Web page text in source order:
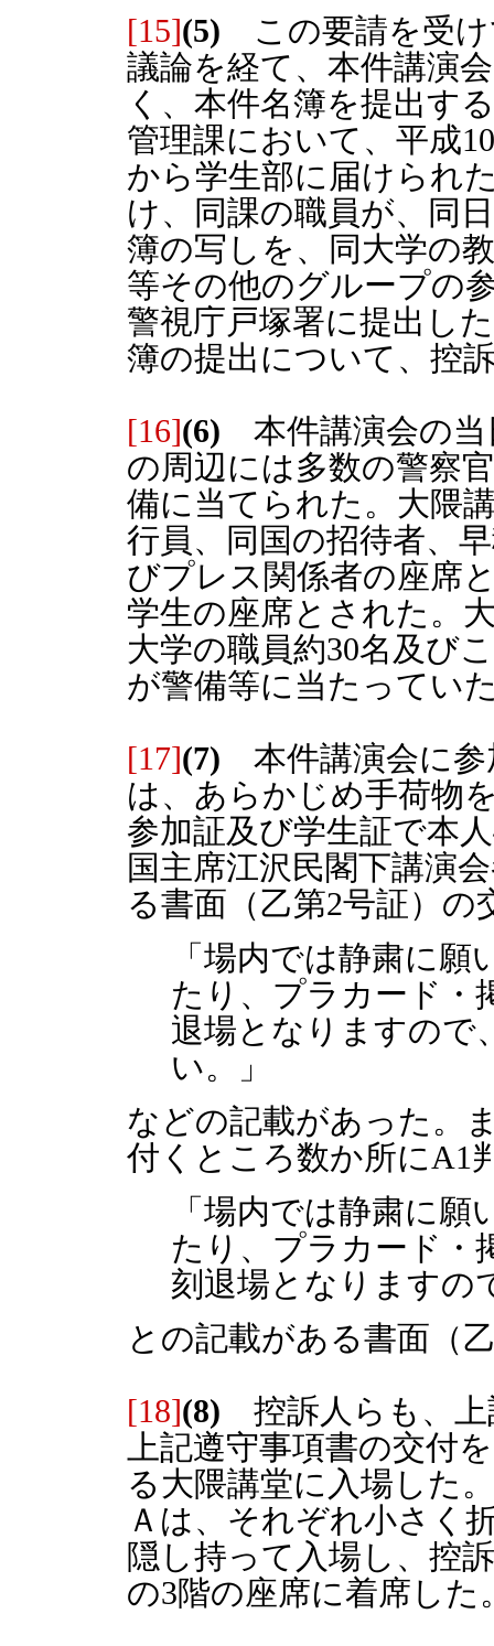
[15](5) この要請を受け
議論を経て、本件講演
く、本件名簿を提出す
管理課において、平成
から学生部に届けられ
け、同課の職員が、同
簿の写しを、同大学の
等その他のグループの
警視庁戸塚署に提出し
簿の提出について、控
[16](6) 本件講演会の当
の周辺には多数の警察
備に当てられた。大隈
行員、同国の招待者、
びプレス関係者の座席
学生の座席とされた。
大学の職員約30名及び
が警備等に当たってい
[17](7) 本件講演会に参
は、あらかじめ手荷物
参加証及び学生証で本
国主席江沢民閣下講演
る書面（乙第2号証）
「場内では静粛に
たり、プラカード・
退場となりますので
い。」
などの記載があった。
付くところ数か所にA1
「場内では静粛に
たり、プラカード・
刻退場となりますの
との記載がある書面（
[18](8) 控訴人らも、上
上記遵守事項書の交付
る大隈講堂に入場した
Ａは、それぞれ小さく
隠し持って入場し、控
の3階の座席に着席した